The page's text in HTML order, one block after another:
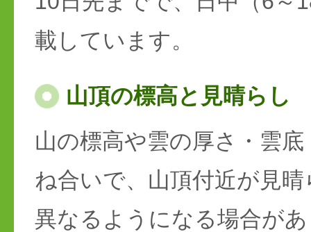
載しています。
山頂の標高と見晴らし
山の標高や雲の厚さ・雲
ね合いで、山頂付近が見
異なるようになる場合が